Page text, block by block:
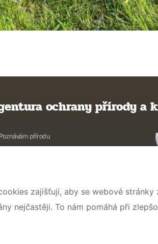
ochrany přírody a
Poznávám přírodu
přírodu
nás
zajišťují, aby se webové
nejčastěji. To nám pomáhá při